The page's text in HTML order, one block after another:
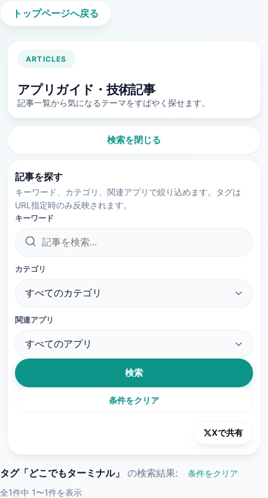
トップページへ戻る
ARTICLES
アプリガイド・技術記事
記事一覧から気になるテーマをすばやく探せます。
検索を閉じる
記事を探す
キーワード、カテゴリ、関連アプリで絞り込めます。タグは
URL指定時のみ反映されます。
キーワード
カテゴリ
関連アプリ
検索
条件をクリア
Xで共有
タグ「どこでもターミナル」 の検索結果: 条件をクリア
全1件中 1〜1件を表示